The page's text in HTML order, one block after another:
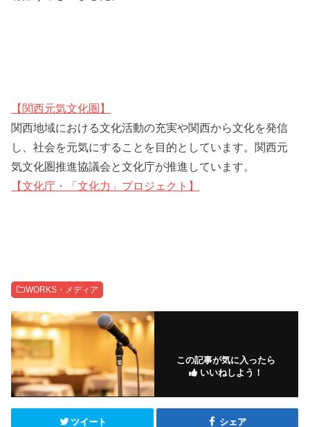
【関西元気文化圏】
関西地域における文化活動の充実や関西から文化を発信
し、社会を元気にすることを目的としています。関西元
気文化圏推進協議会と文化庁が推進しています。
【文化庁・「文化力」プロジェクト 】
WORKS・メディア
この記事が気に入ったら
いいねしよう！
ツイート シェア